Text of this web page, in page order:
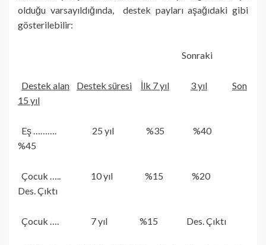
olduğu varsayıldığında, destek payları aşağıdaki gibi
gösterilebilir:
Sonraki
Destek alan Destek süresi İlk 7 yıl 3 yıl
Son
15 yıl
Eş ………. 25 yıl %35 %40
%45
Çocuk ….. 10 yıl %15 %20
Des. Çıktı
Çocuk …. 7 yıl %15 Des. Çıktı